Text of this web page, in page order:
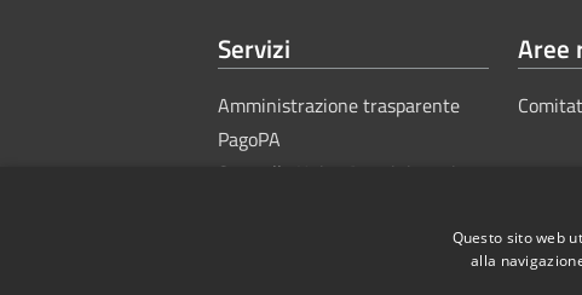
Servizi
Amministrazione trasparente
PagoPA
Sportello Unico Amministrativo
Aree
Questo sito web
alla